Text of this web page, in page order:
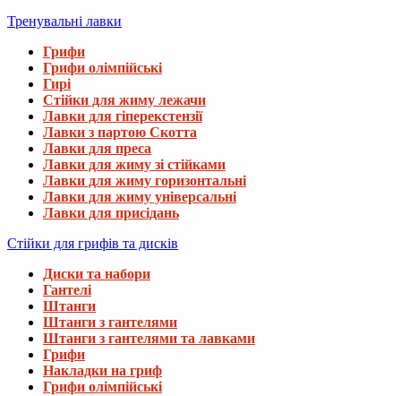
Тренувальні лавки
Грифи
Грифи олімпійські
Гирі
Стійки для жиму лежачи
Лавки для гіперекстензії
Лавки з партою Скотта
Лавки для преса
Лавки для жиму зі стійками
Лавки для жиму горизонтальні
Лавки для жиму універсальні
Лавки для присідань
Стійки для грифів та дисків
Диски та набори
Гантелі
Штанги
Штанги з гантелями
Штанги з гантелями та лавками
Грифи
Накладки на гриф
Грифи олімпійські